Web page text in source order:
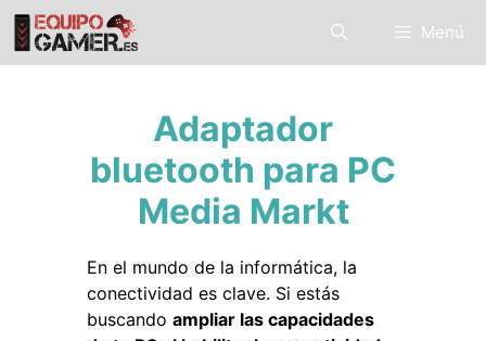
Saltar
contenido
Menú
Adaptador
bluetooth para PC
Media Markt
En el mundo de la informática, la
conectividad es clave. Si estás
buscando ampliar las capacidades